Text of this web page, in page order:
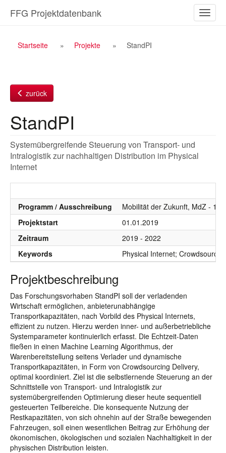
Inhalt
ein-/
FFG Projektdatenbank
Breadcrumb
Startseite Projekte StandPI
zurück
StandPI
Systemübergreifende Steuerung von Transport- und
Intralogistik zur nachhaltigen Distribution im Physical
Internet
Programm / Ausschreibung
Mobilität der Zukunft, MdZ -
Projektstart
01.01.2019
Zeitraum
2019 - 2022
Keywords
Physical Internet;
Projektbeschreibung
Das Forschungsvorhaben StandPI soll der verladenden
Wirtschaft ermöglichen, anbieterunabhängige
Transportkapazitäten, nach Vorbild des Physical Internets,
effizient zu nutzen. Hierzu werden inner- und außerbetriebliche
Systemparameter kontinuierlich erfasst. Die Echtzeit-Daten
fließen in einen Machine Learning Algorithmus, der
Warenbereitstellung seitens Verlader und dynamische
Transportkapazitäten, in Form von Crowdsourcing Delivery,
optimal koordiniert. Ziel ist die selbstlernende Steuerung an der
Schnittstelle von Transport- und Intralogistik zur
systemübergreifenden Optimierung dieser heute sequentiell
gesteuerten Teilbereiche. Die konsequente Nutzung der
Restkapazitäten, von sich ohnehin auf der Straße bewegenden
Fahrzeugen, soll einen wesentlichen Beitrag zur Erhöhung der
ökonomischen, ökologischen und sozialen Nachhaltigkeit in der
physischen Distribution leisten.